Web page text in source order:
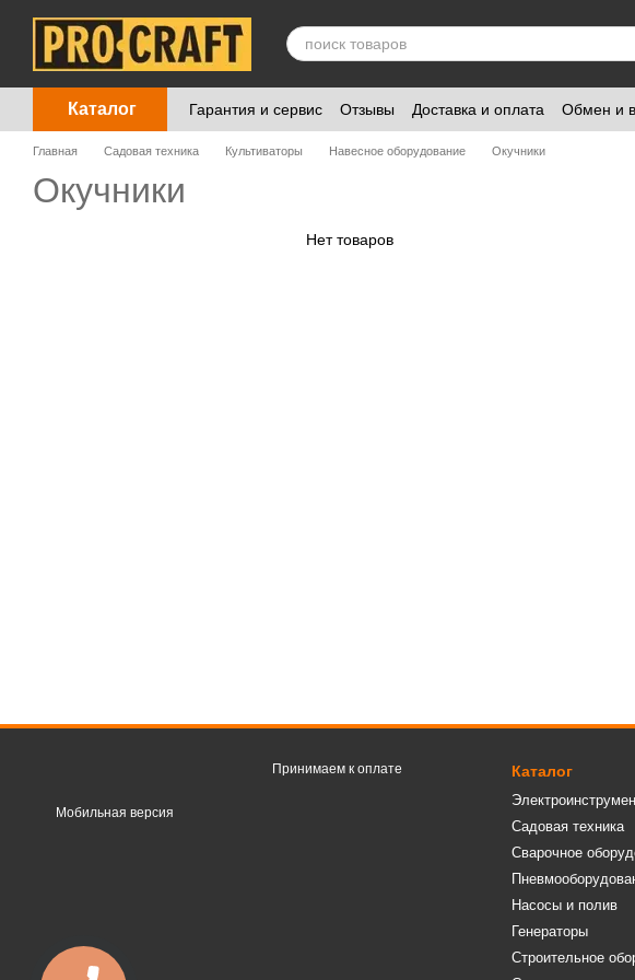
Перейти к основному контенту
Каталог Гарантия и сервис Отзывы Доставка и оплата Обмен и
Главная Садовая техника Культиваторы Навесное оборудование Окучники
Окучники
Нет товаров
Мобильная версия
Принимаем к оплате Каталог
Садовая техника
Сварочное
Насосы и полив
Генераторы
Строительное